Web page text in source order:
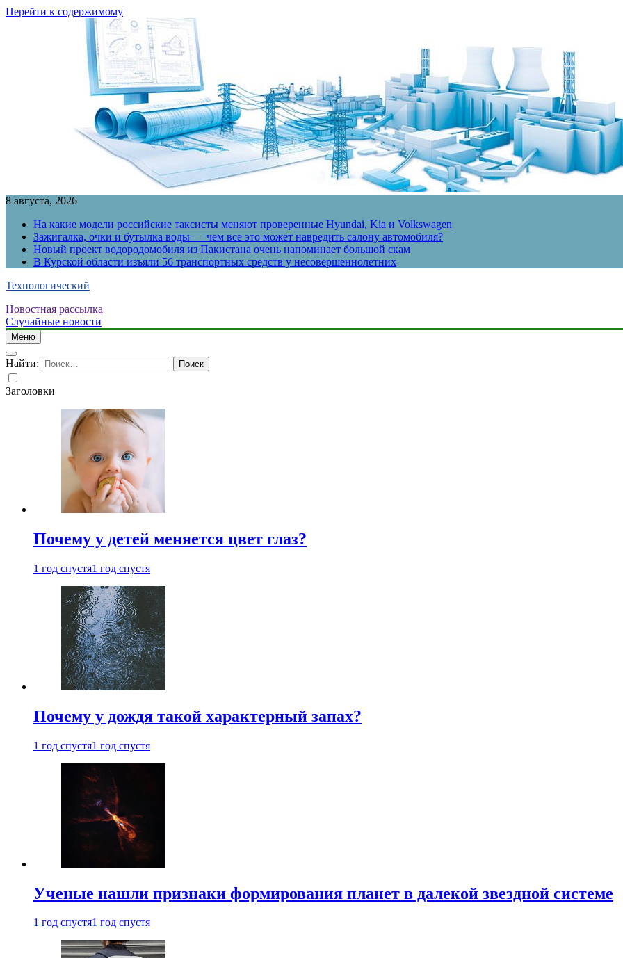
Перейти к содержимому
8 августа, 2026
На какие модели российские таксисты меняют проверенные Hyundai, Kia и Volkswagen
Зажигалка, очки и бутылка воды — чем все это может навредить салону автомобиля?
Новый проект водородомобиля из Пакистана очень напоминает большой скам
В Курской области изъяли 56 транспортных средств у несовершеннолетних
Технологический
Новостная рассылка
Случайные новости
Меню
Найти:
Заголовки
Почему у детей меняется цвет глаз?
1 год спустя1 год спустя
Почему у дождя такой характерный запах?
1 год спустя1 год спустя
Ученые нашли признаки формирования планет в далекой звездной системе
1 год спустя1 год спустя